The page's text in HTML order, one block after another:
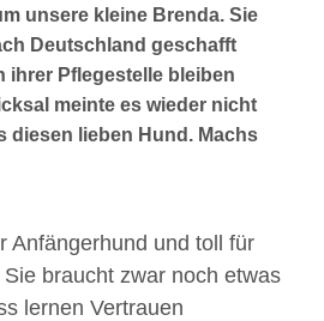
unsere kleine Brenda. Sie
Deutschland geschafft
ihrer Pflegestelle bleiben
meinte es wieder nicht
diesen lieben Hund. Machs
Anfängerhund und toll für
braucht zwar noch etwas
lernen Vertrauen